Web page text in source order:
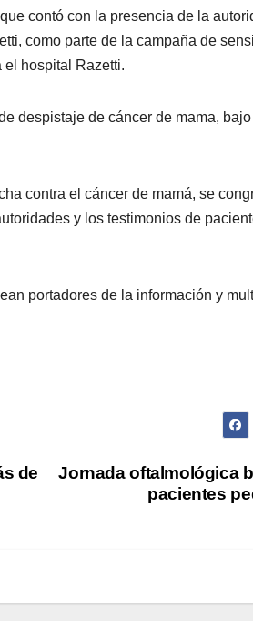
contó con la presencia de la
como parte de la campaña de
el hospital Razetti.
despistaje de cáncer de mama, bajo
contra el cáncer de mamá, se
y los testimonios de
portadores de la información y
Jornada oftalmológica
pacientes
de